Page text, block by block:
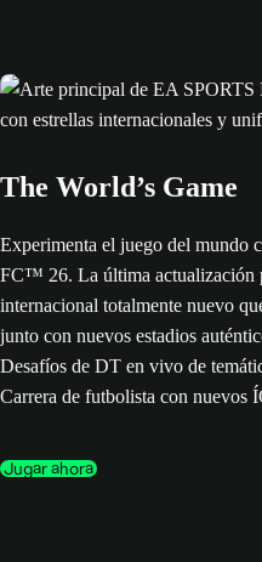
The World’s Game
Experimenta el juego del mundo
FC™ 26. La última actualización
internacional totalmente nuevo
junto con nuevos estadios
Desafíos de DT en vivo de
Carrera de futbolista con nuevos
Jugar ahora